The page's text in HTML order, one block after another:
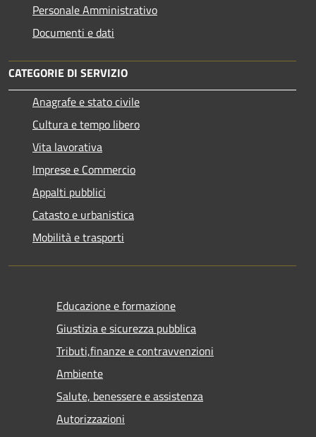
Personale Amministrativo
Documenti e dati
CATEGORIE DI SERVIZIO
Anagrafe e stato civile
Cultura e tempo libero
Vita lavorativa
Imprese e Commercio
Appalti pubblici
Catasto e urbanistica
Mobilità e trasporti
Educazione e formazione
Giustizia e sicurezza pubblica
Tributi,finanze e contravvenzioni
Ambiente
Salute, benessere e assistenza
Autorizzazioni